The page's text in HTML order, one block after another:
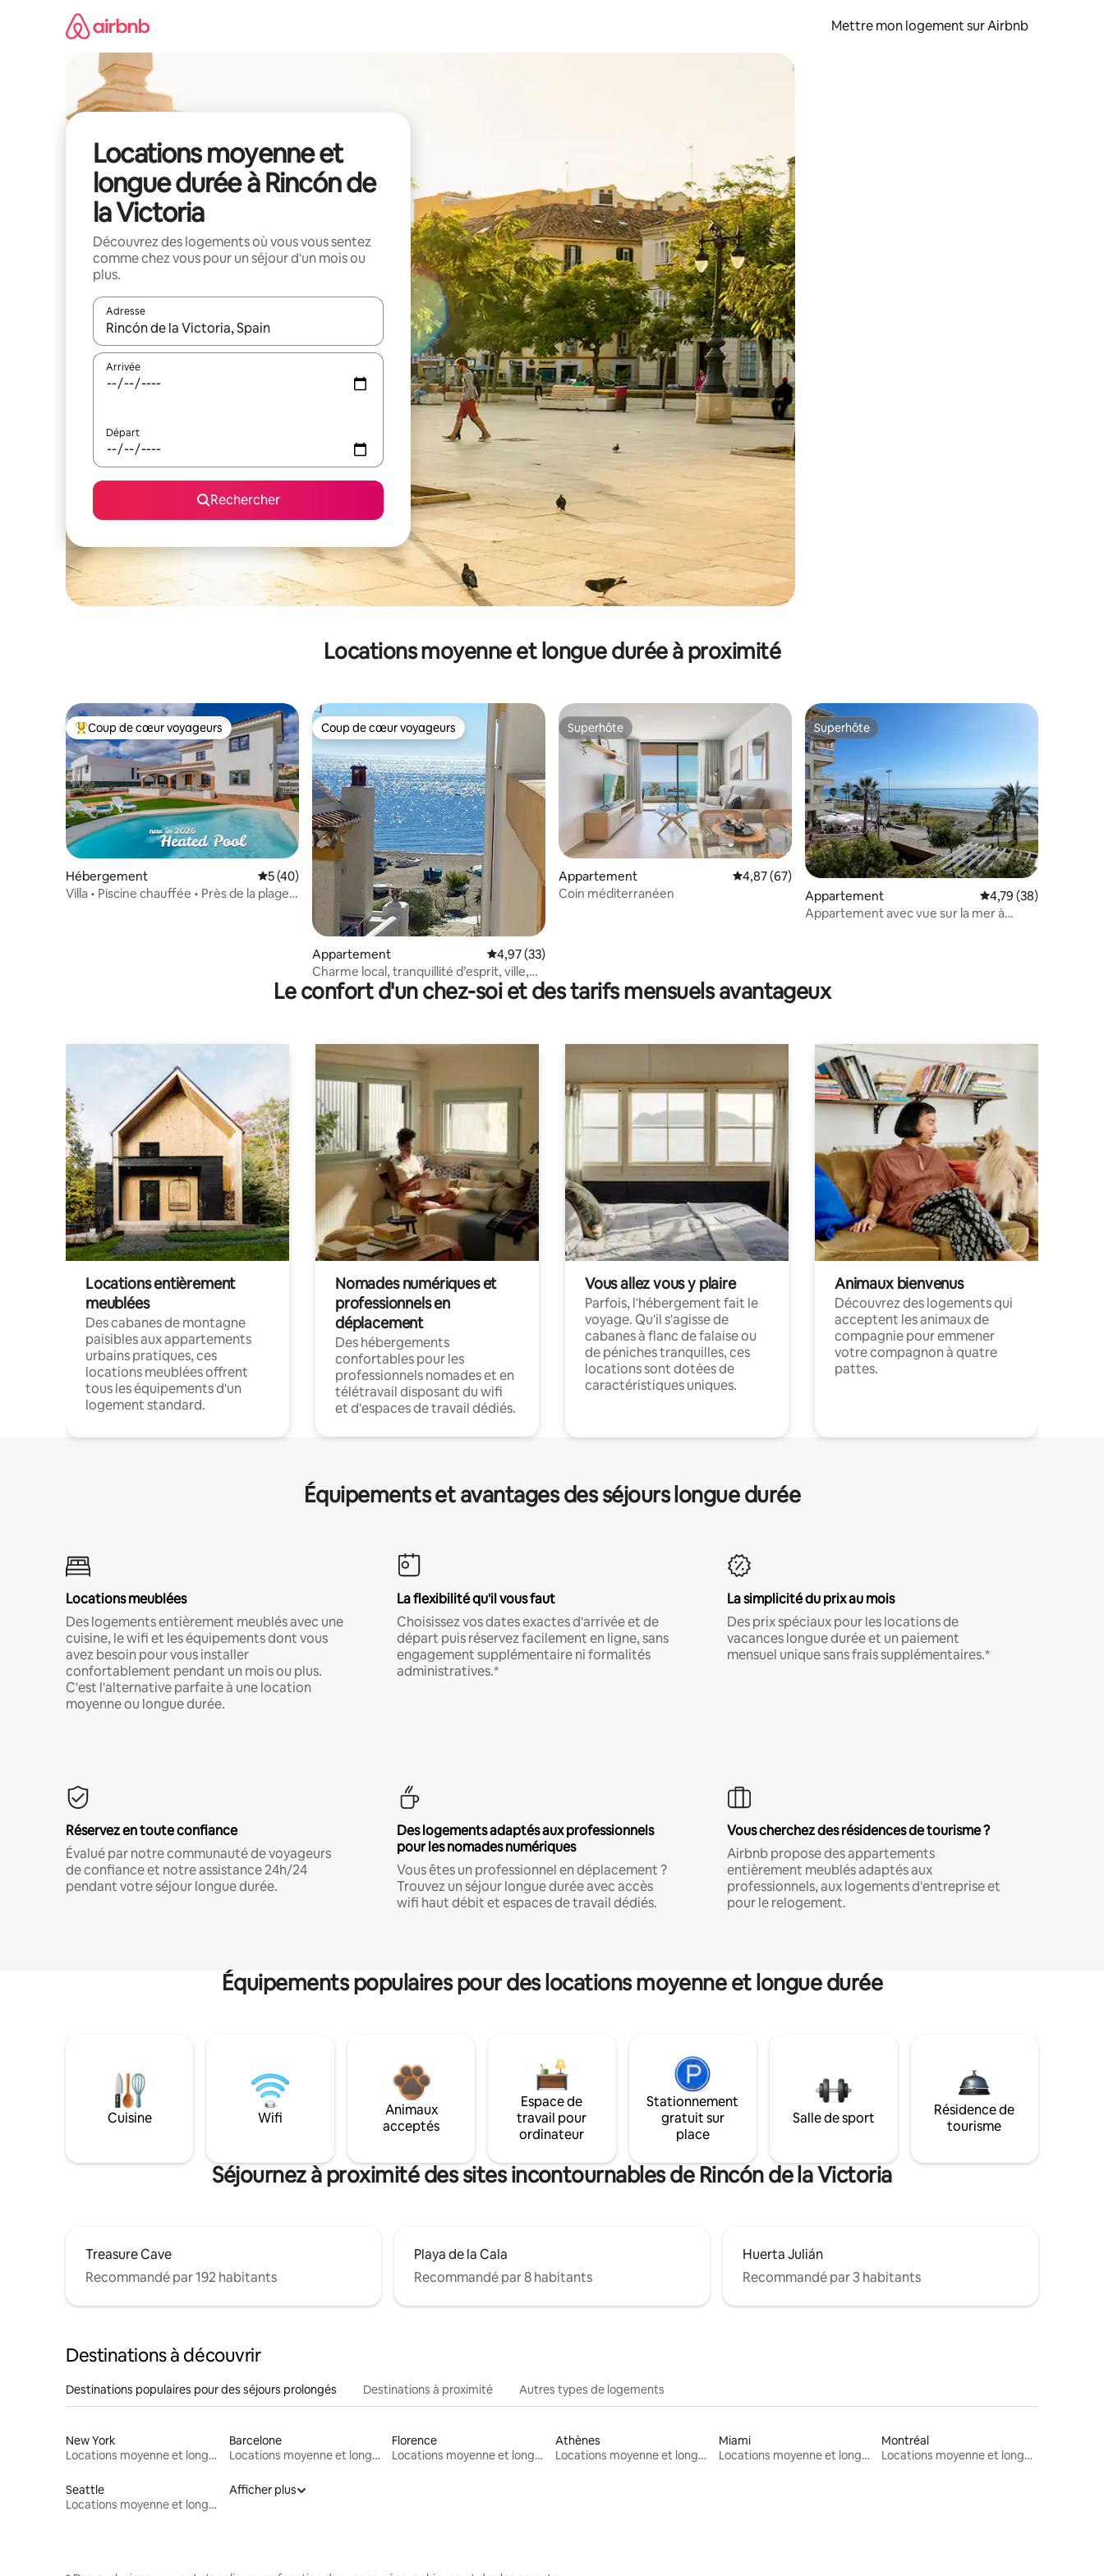
Mettre mon logement sur Airbnb
Locations moyenne et
longue durée à Rincón de
la Victoria
Découvrez des logements où vous vous sentez
comme chez vous pour un séjour d'un mois ou
plus.
Adresse
Lorsque les résultats s'affichent, utilisez les flèches vers le haut et vers le bas pour les parcourir ou en appuyant et en faisant glisser.
Arrivée
Départ
Rechercher
Locations moyenne et longue durée à proximité
Coups de cœur voyageurs les plus appréciés
Coup de cœur voyageurs
Hébergement Évaluation moyenne sur la base de 40 commentaires : 5 sur 5
5 (40)
Villa • Piscine chauffée • Près de la plage
Coup de cœur voyageurs
Coup de cœur voyageurs
Appartement Évaluation moyenne sur la base de 33 commentaires : 4,97 sur 5
4,97 (33)
Charme local, tranquillité d’esprit, ville,
plage. Wi-Fi / climatisation
Superhôte
Superhôte
Appartement Évaluation moyenne sur la base de 67 commentaires : 4,87 sur 5
4,87 (67)
Coin méditerranéen
Superhôte
Superhôte
Appartement Évaluation moyenne
4,79 (38)
Appartement avec vue sur la mer à
Le confort d'un chez-soi et des tarifs mensuels avantageux
Locations entièrement
meublées
Des cabanes de montagne
paisibles aux appartements
urbains pratiques, ces
locations meublées offrent
tous les équipements d'un
logement standard.
Nomades numériques et
professionnels en
déplacement
Des hébergements
confortables pour les
professionnels nomades et en
télétravail disposant du wifi
et d'espaces de travail dédiés.
Vous allez vous y plaire
Parfois, l'hébergement fait le
voyage. Qu'il s'agisse de
cabanes à flanc de falaise ou
de péniches tranquilles, ces
locations sont dotées de
caractéristiques uniques.
Animaux bienvenus
Découvrez des logements qui
acceptent les animaux de
compagnie pour emmener
votre compagnon à quatre
pattes.
Équipements et avantages des séjours longue durée
Locations meublées
Des logements entièrement meublés avec une
cuisine, le wifi et les équipements dont vous
avez besoin pour vous installer
confortablement pendant un mois ou plus.
C'est l'alternative parfaite à une location
moyenne ou longue durée.
La flexibilité qu'il vous faut
Choisissez vos dates exactes d'arrivée et de
départ puis réservez facilement en ligne, sans
engagement supplémentaire ni formalités
administratives.*
La simplicité du prix au mois
Des prix spéciaux pour les locations de
vacances longue durée et un paiement
mensuel unique sans frais supplémentaires.*
Réservez en toute confiance
Évalué par notre communauté de voyageurs
de confiance et notre assistance 24h/24
pendant votre séjour longue durée.
Des logements adaptés aux professionnels
pour les nomades numériques
Vous êtes un professionnel en déplacement ?
Trouvez un séjour longue durée avec accès
wifi haut débit et espaces de travail dédiés.
Vous cherchez des résidences de tourisme ?
Airbnb propose des appartements
entièrement meublés adaptés aux
professionnels, aux logements d'entreprise et
pour le relogement.
Équipements populaires pour des locations moyenne et longue durée
Cuisine Wifi
Animaux
acceptés
Espace de
travail pour
ordinateur
Stationnement
gratuit sur
place
Salle de sport
Résidence de
tourisme
Séjournez à proximité des sites incontournables de Rincón de la Victoria
Treasure Cave
Recommandé par 192 habitants
Playa de la Cala
Recommandé par 8 habitants
Huerta Julián
Recommandé par 3 habitants
Destinations à découvrir
Destinations populaires pour des séjours prolongés Destinations à proximité Autres types de logements
New York
Locations moyenne et longue durée
Barcelone
Locations moyenne et longue durée
Florence
Locations moyenne et longue durée
Athènes
Locations moyenne et longue durée
Miami
Locations moyenne et longue durée
Montréal
Locations moyenne et longue durée
Seattle
Locations moyenne et longue durée
Afficher plus